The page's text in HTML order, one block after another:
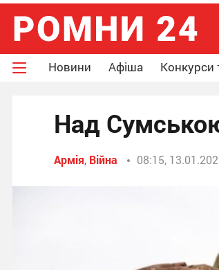
Новини Афіша Конкурси
Над
Армія, Війна 08:15,